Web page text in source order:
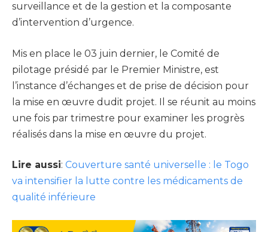
surveillance et de la gestion et la composante
d’intervention d’urgence.
Mis en place le 03 juin dernier, le Comité de
pilotage présidé par le Premier Ministre, est
l’instance d’échanges et de prise de décision pour
la mise en œuvre dudit projet. Il se réunit au moins
une fois par trimestre pour examiner les progrès
réalisés dans la mise en œuvre du projet.
Lire aussi: Couverture santé universelle : le Togo
va intensifier la lutte contre les médicaments de
qualité inférieure